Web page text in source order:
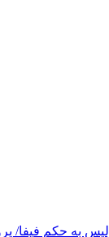
به حکم فیفا/